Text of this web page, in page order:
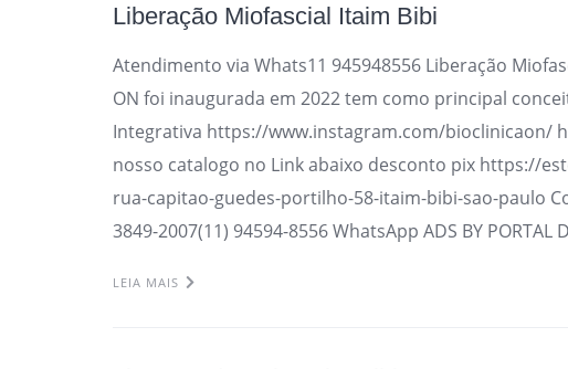
Liberação Miofascial Itaim Bibi
Atendimento via Whats11 945948556 Liberação
ON foi inaugurada em 2022 tem como principal
Integrativa https://www.instagram.com/bioclinicaon/
nosso catalogo no Link abaixo desconto pix https://
rua-capitao-guedes-portilho-58-itaim-bibi-sao-paulo
3849-2007(11) 94594-8556 WhatsApp ADS BY PORTAL
LEIA MAIS